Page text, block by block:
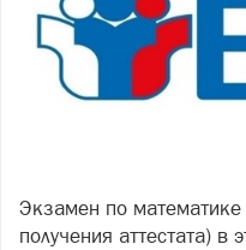
Экзамен по математике
получения аттестата) в